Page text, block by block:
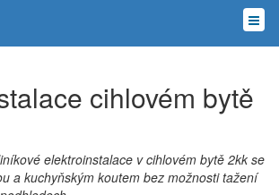
cihlovém bytě
elektroinstalace v cihlovém bytě 2kk se
a kuchyňským koutem bez možnosti tažení